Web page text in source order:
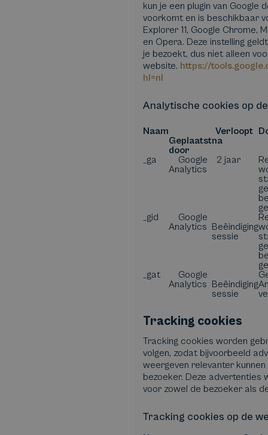
kun je een plugin van Google
voorkomt en is beschikbaar
Explorer 11, Google Chrome,
en Opera. Deze instelling
je bezoekt, dus niet alleen
website. https://
hl=nl
Analytische cookies op
Naam
Geplaatst
door
Verloopt
na
_ga
Google
Analytics
2 jaar
_gid
Google
Analytics Beëindiging
sessie
_gat
Google
Analytics Beëindiging
sessie
Tracking cookies
Tracking cookies worden
volgen, zodat bijvoorbeeld
weergeven relevanter
bezoeker. Deze advertenties
voor zowel de bezoeker als
Tracking cookies op de